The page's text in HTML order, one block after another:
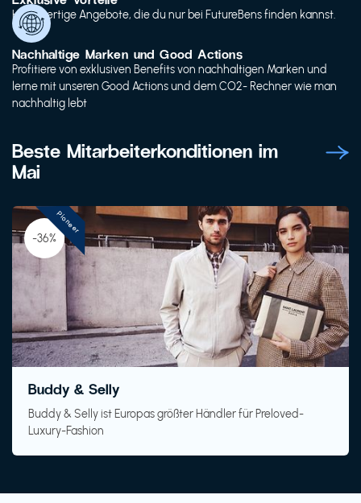
Hochwertige Angebote, die du nur bei FutureBens finden kannst.
Nachhaltige Marken und Good Actions
Profitiere von exklusiven Benefits von nachhaltigen Marken und
lerne mit unseren Good Actions und dem CO2- Rechner wie man
nachhaltig lebt
Beste Mitarbeiterkonditionen im
Mai
-36%
Buddy & Selly
Buddy & Selly ist Europas größter Händler für Preloved-
Luxury-Fashion
Pioneer